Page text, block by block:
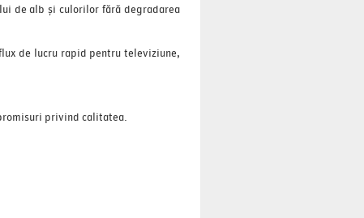
de alb și culorilor fără degradarea
de lucru rapid pentru televiziune,
privind calitatea.